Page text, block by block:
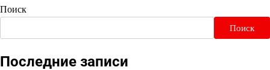
Поиск
Поиск
Последние записи